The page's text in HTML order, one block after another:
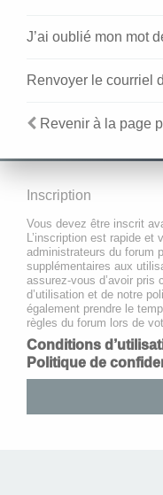
J’ai oublié mon mot
Renvoyer le courriel
Revenir à la page
Inscription
Vous devez être inscrit
L’inscription est rapide et
administrateurs du forum
supplémentaires aux
assurez-vous d’avoir pris
d’utilisation et de notre
également prendre le
règles du forum lors de
Conditions
Politique de